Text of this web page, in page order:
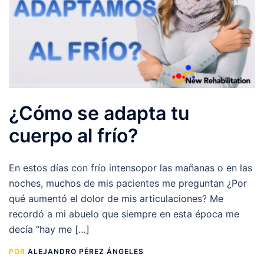
¿Cómo se adapta tu
cuerpo al frío?
En estos días con frío intensopor las mañanas o en las
noches, muchos de mis pacientes me preguntan ¿Por
qué aumentó el dolor de mis articulaciones? Me
recordó a mi abuelo que siempre en esta época me
decía “hay me […]
POR ALEJANDRO PÉREZ ÁNGELES